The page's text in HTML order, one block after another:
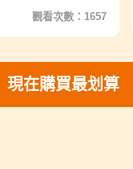
手交流，由媽媽
英文聊更多，也
！
觀看次數：1657
現在購買最划算